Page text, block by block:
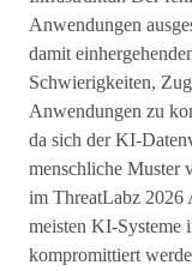
Anwendungen
damit
Schwierigkeiten,
Anwendungen zu
da sich der KI-
menschliche Muster
im ThreatLabz 2026
meisten KI-Systeme
kompromittiert